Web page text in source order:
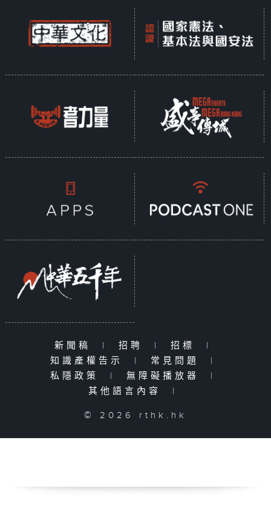
新聞稿 | 招聘 | 招標
|
知識產權告示
| 常見問題
|
私隱政策
| 無障礙播放器
|
其他語言內容
|
© 2026 rthk.hk